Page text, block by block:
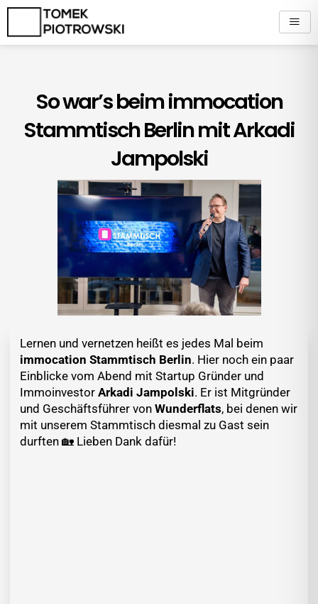
Zum
springen
So war’s beim immocation
Stammtisch Berlin mit Arkadi
Jampolski
Lernen und vernetzen heißt es jedes Mal beim
immocation Stammtisch Berlin. Hier noch ein paar
Einblicke vom Abend mit Startup Gründer und
Immoinvestor Arkadi Jampolski. Er ist Mitgründer
und Geschäftsführer von Wunderflats, bei denen wir
mit unserem Stammtisch diesmal zu Gast sein
durften 🏡 Lieben Dank dafür!